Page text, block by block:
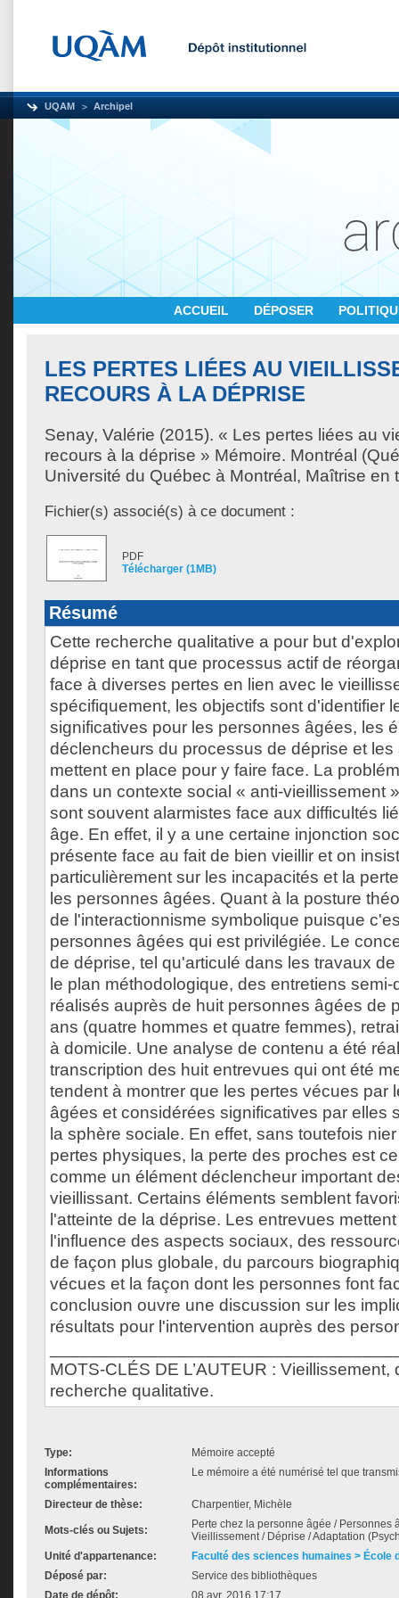
UQAM Archipel
ACCUEIL DÉPOSER
LES PERTES LIÉES AU
RECOURS À LA DÉPRISE
Senay, Valérie (2015). « Les pertes liées au
recours à la déprise » Mémoire. Montréal
Université du Québec à Montréal, Maîtrise en
Fichier(s) associé(s) à ce document :
PDF
Télécharger (1MB)
Résumé
Cette recherche qualitative a pour but
déprise en tant que processus actif de
face à diverses pertes en lien avec le
spécifiquement, les objectifs sont d'identifier
significatives pour les personnes âgées, les
déclencheurs du processus de déprise et
mettent en place pour y faire face. La
dans un contexte social « anti-vieillissement
sont souvent alarmistes face aux difficultés
âge. En effet, il y a une certaine injonction
présente face au fait de bien vieillir et on
particulièrement sur les incapacités et la
les personnes âgées. Quant à la posture
de l'interactionnisme symbolique puisque
personnes âgées qui est privilégiée. Le
de déprise, tel qu'articulé dans les travaux
le plan méthodologique, des entretiens semi-
réalisés auprès de huit personnes âgées de
ans (quatre hommes et quatre femmes),
à domicile. Une analyse de contenu a été
transcription des huit entrevues qui ont été
tendent à montrer que les pertes vécues par
âgées et considérées significatives par elles
la sphère sociale. En effet, sans toutefois
pertes physiques, la perte des proches est
comme un élément déclencheur important
vieillissant. Certains éléments semblent
l'atteinte de la déprise. Les entrevues
l'influence des aspects sociaux, des
de façon plus globale, du parcours
vécues et la façon dont les personnes font
conclusion ouvre une discussion sur les
résultats pour l'intervention auprès des
MOTS-CLÉS DE L’AUTEUR : Vieillissement,
recherche qualitative.
Type:
Mémoire accepté
Informations
complémentaires:
Le mémoire a été numérisé tel que
Directeur de thèse: Charpentier, Michèle
Mots-clés ou Sujets:
Perte chez la personne âgée / Personnes
Vieillissement / Déprise / Adaptation
Unité d'appartenance:
Faculté des sciences humaines > École
Déposé par:
Service des bibliothèques
Date de dépôt:
08 avr. 2016 17:17